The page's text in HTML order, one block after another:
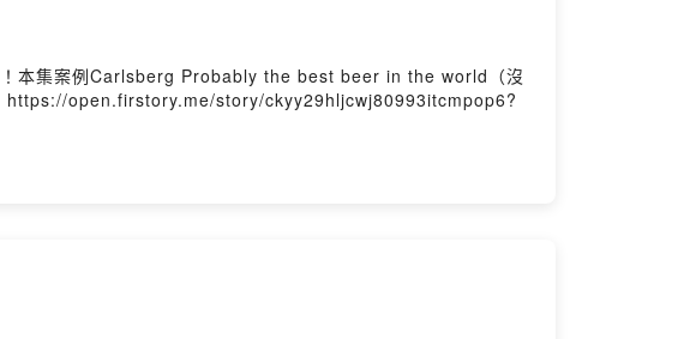
！本集案例Carlsberg Probably the best beer in the world（沒
https://open.firstory.me/story/ckyy29hljcwj80993itcmpop6?